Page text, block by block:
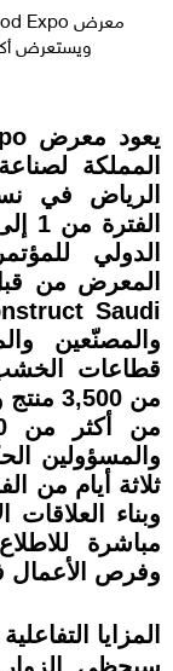
ويستعرض أكثر من 3,500 منتج
المملكة
الرياض في
والمصنّعين
قطاعات
والمسؤولين
ثلاثة أيام من
وبناء العلاقات
مباشرة
وفرص الأعمال
المزايا